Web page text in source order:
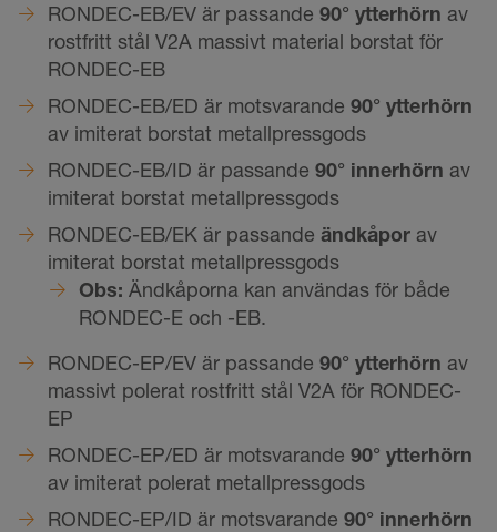
RONDEC-EB/EV är passande 90° ytterhörn av
rostfritt stål V2A massivt material borstat för
RONDEC-EB
RONDEC-EB/ED är motsvarande 90° ytterhörn
av imiterat borstat metallpressgods
RONDEC-EB/ID är passande 90° innerhörn av
imiterat borstat metallpressgods
RONDEC-EB/EK är passande ändkåpor av
imiterat borstat metallpressgods
Obs: Ändkåporna kan användas för både
RONDEC-E och -EB.
RONDEC-EP/EV är passande 90° ytterhörn av
massivt polerat rostfritt stål V2A för RONDEC-
EP
RONDEC-EP/ED är motsvarande 90° ytterhörn
av imiterat polerat metallpressgods
RONDEC-EP/ID är motsvarande 90° innerhörn